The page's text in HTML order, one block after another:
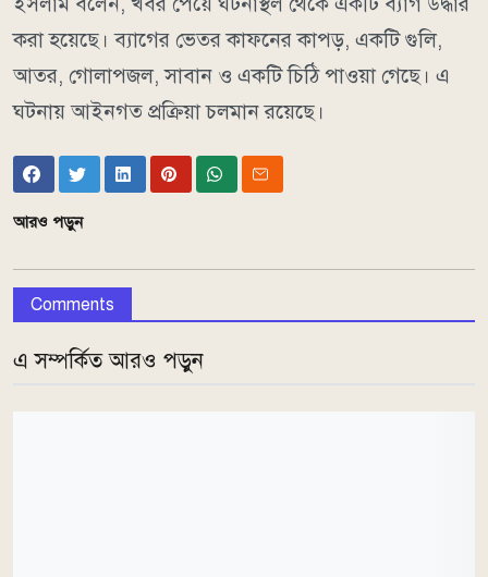
করা হয়েছে। ব্যাগের ভেতর কাফনের কাপড়, একটি গুলি,
আতর, গোলাপজল, সাবান ও একটি চিঠি পাওয়া গেছে। এ
ঘটনায় আইনগত প্রক্রিয়া চলমান রয়েছে।
আরও পড়ুন
Comments
এ সম্পর্কিত আরও পড়ুন